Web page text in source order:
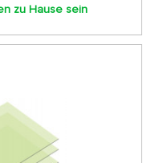
zu Hause sein